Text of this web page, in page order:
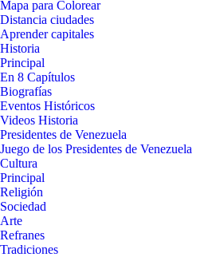
Mapa para Colorear
Distancia ciudades
Aprender capitales
Historia
Principal
En 8 Capítulos
Biografías
Eventos Históricos
Videos Historia
Presidentes de Venezuela
Juego de los Presidentes de Venezuela
Cultura
Principal
Religión
Sociedad
Arte
Refranes
Tradiciones